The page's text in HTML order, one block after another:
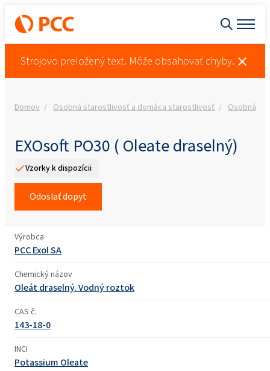
Strojovo preložený text. Môže obsahovať chyby.
Domov Osobná starostlivosť a domáca starostlivosť Osobná
EXOsoft PO30 ( Oleate draselný)
Vzorky k dispozícii
Odoslať dopyt
Výrobca
PCC Exol SA
Chemický názov
Oleát draselný. Vodný roztok
CAS č.
143-18-0
INCI
Potassium Oleate